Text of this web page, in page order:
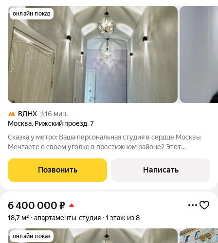
онлайн показ
ВДНХ
16 мин.
Москва, Рижский проезд,7
Сказка у метро: Ваша персональная студия в сердце Москвы
Мечтаете о своем уголке в престижном районе? Этот
компактности и комфорта. Рижский проезд. Рядом ВДНХ и
Останкино. Почему это
Позвонить Написать
6 400 000 ₽
18,7 м² апартаменты-студия 1 этаж из 8
онлайн показ